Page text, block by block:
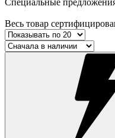
Специальные
Весь товар